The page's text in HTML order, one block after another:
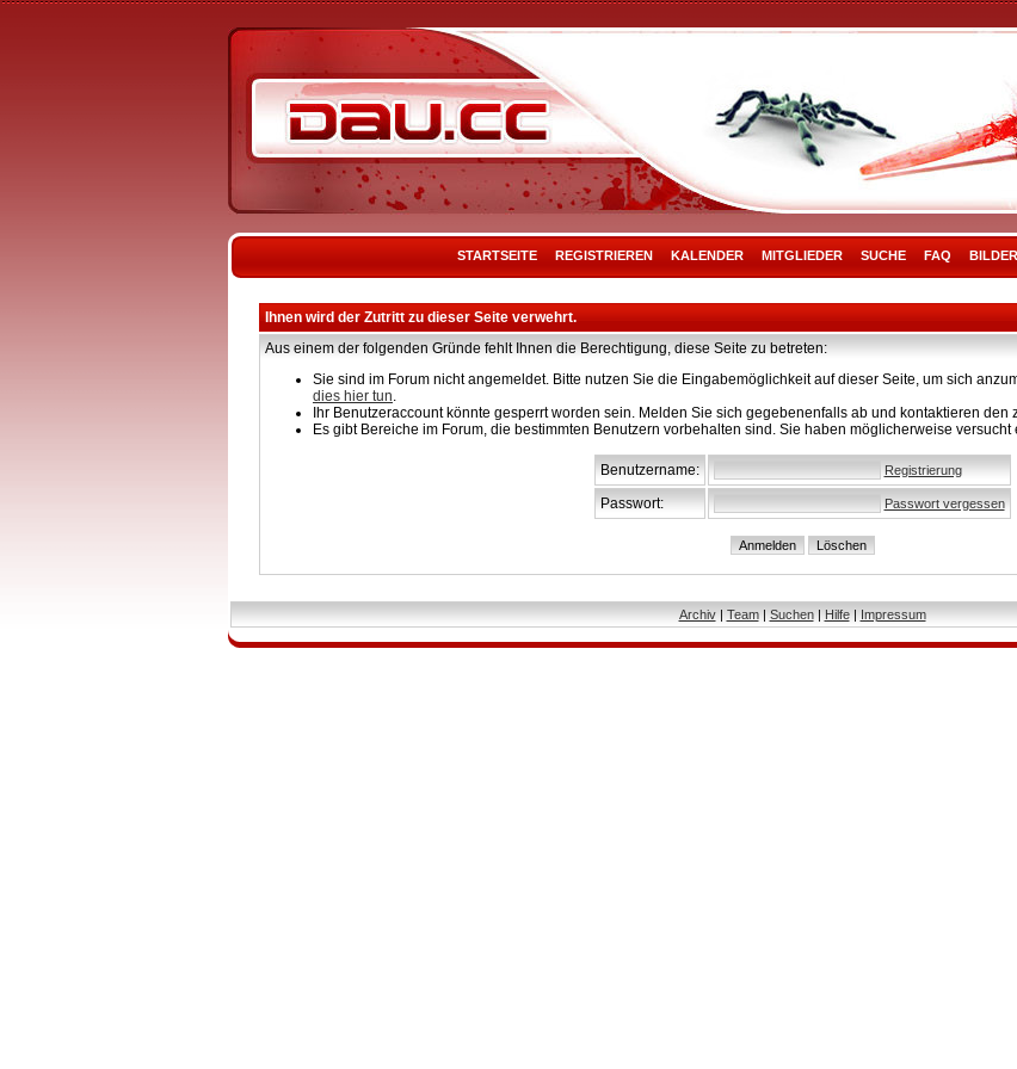
STARTSEITE REGISTRIEREN KALENDER MITGLIEDER SUCHE FAQ BILDER
Ihnen wird der Zutritt zu dieser Seite verwehrt.
Aus einem der folgenden Gründe fehlt Ihnen die Berechtigung, diese Seite zu betreten:
Sie sind im Forum nicht angemeldet. Bitte nutzen Sie die Eingabemöglichkeit auf dieser Seite, um sich
dies hier tun.
Ihr Benutzeraccount könnte gesperrt worden sein. Melden Sie sich gegebenenfalls ab und kontaktieren den
Es gibt Bereiche im Forum, die bestimmten Benutzern vorbehalten sind. Sie haben möglicherweise
Benutzername: Registrierung
Passwort: Passwort vergessen
Archiv| Team| Suchen| Hilfe| Impressum